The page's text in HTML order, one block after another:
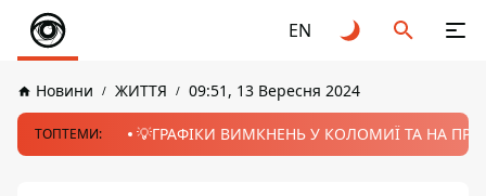
EN
Новини ЖИТТЯ 09:51, 13 Вересня 2024
ТОПТЕМИ: 💡ГРАФІКИ ВИМКНЕНЬ У КОЛОМИЇ ТА НА